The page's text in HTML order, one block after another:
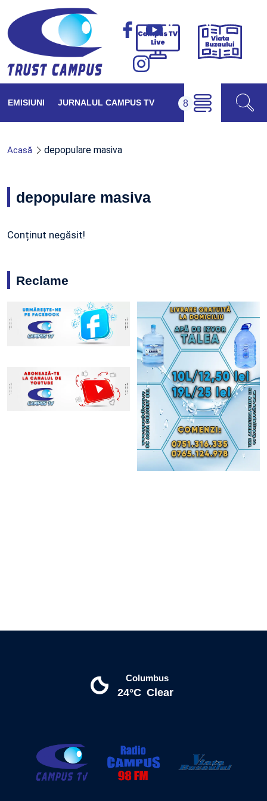
Campus
Viața
EMISIUNI JURNALUL CAMPUS TV
Acasă depopulare masiva
depopulare masiva
Conținut negăsit!
Reclame
Columbus
24°C Clear